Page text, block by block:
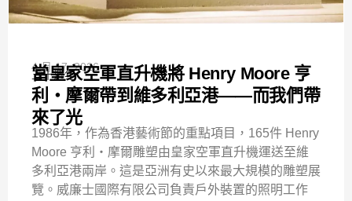
4 月 17, 2026
五十週年
當皇家空軍直升機將 Henry Moore 亨
利‧摩爾帶到維多利亞港——而我們帶
來了光
1986年，作為香港藝術節的重點項目，165件 Henry
Moore 亨利‧摩爾雕塑由皇家空軍直升機運送至維
多利亞港兩岸。這是亞洲有史以來最大規模的雕塑展
覽。威廉士國際有限公司負責戶外裝置的照明工作